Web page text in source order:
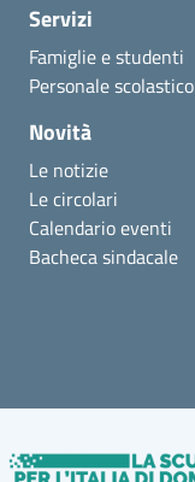
Servizi
Famiglie e studenti
Personale scolastico
Novità
Le notizie
Le circolari
Calendario eventi
Bacheca sindacale